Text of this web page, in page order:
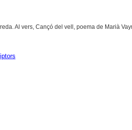
Al vers, Cançó del vell, poema de Marià